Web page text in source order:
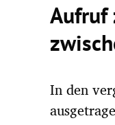
Aufruf
In den